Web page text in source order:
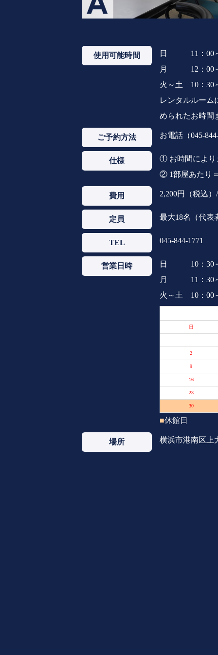
使用可能時間
日 11：00～
月 12：00～
火～土 10：30
レンタルルーム
められたお時間
ご予約方法 お電話（045-
仕様
① お時間により
② 1部屋あたり
費用 2,200円（税込）
定員 最大18名（代表
TEL 045-844-1771
営業日時
日 10：30～
月 11：30～
火～土 10：00
日
2
9
16
23
30
■休館日
場所 横浜市港南区上